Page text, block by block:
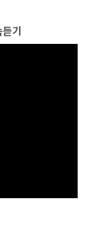
기